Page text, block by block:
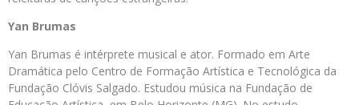
Yan Brumas
Yan Brumas é intérprete musical e ator. Formado em Arte
Dramática pelo Centro de Formação Artística e Tecnológica da
Fundação Clóvis Salgado. Estudou música na Fundação de